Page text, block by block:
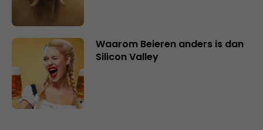
Waarom Beieren anders is dan
Silicon Valley